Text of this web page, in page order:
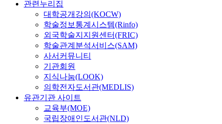
관련누리집
대학공개강의(KOCW)
학술정보통계시스템(Rinfo)
외국학술지지원센터(FRIC)
학술관계분석서비스(SAM)
사서커뮤니티
기관회원
지식나눔(LOOK)
의학전자도서관(MEDLIS)
유관기관 사이트
교육부(MOE)
국립장애인도서관(NLD)